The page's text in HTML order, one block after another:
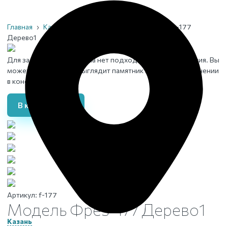
Казань
Главная › Каталог
Модель Фрез-177
Дерево1
Для заданного материала нет подходящего изображения. Вы
можете увидеть, как выглядит памятник в данном исполнении
в конструкторе
В конструктор
Артикул: f-177
Модель Фрез-177 Дерево1